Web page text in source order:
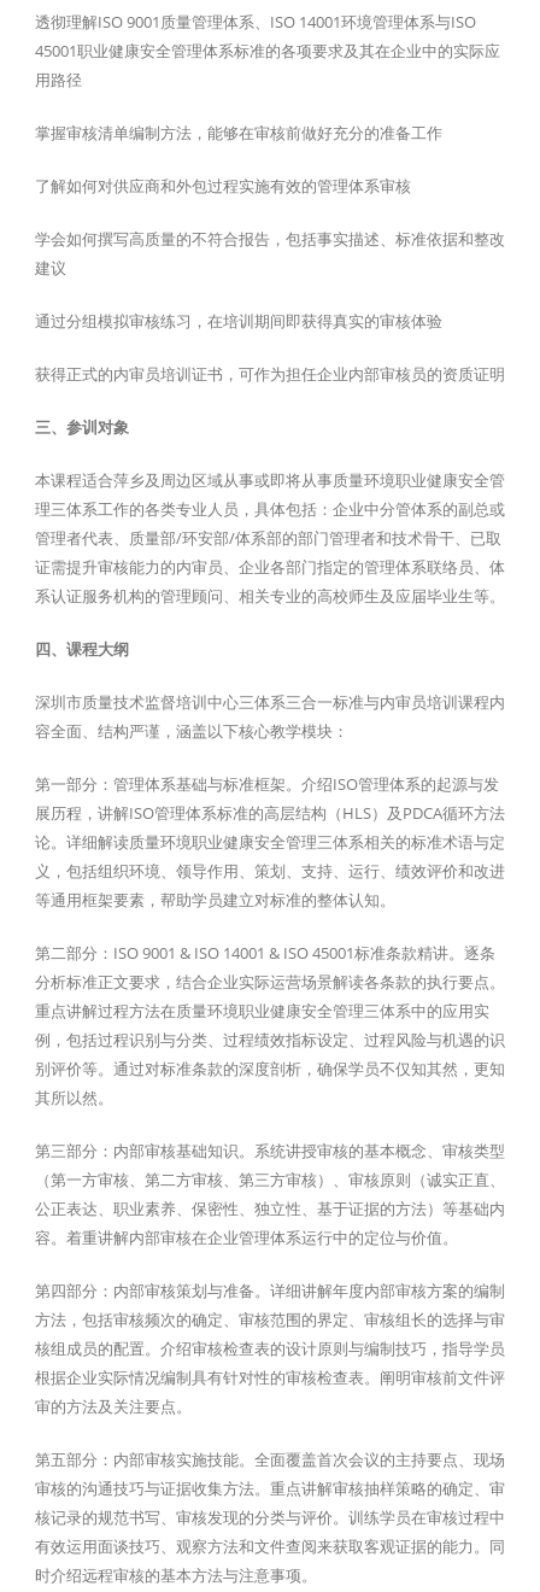
透彻理解ISO 9001质量管理体系、ISO 14001环境管理体系与ISO
45001职业健康安全管理体系标准的各项要求及其在企业中的实际应
用路径
掌握审核清单编制方法，能够在审核前做好充分的准备工作
了解如何对供应商和外包过程实施有效的管理体系审核
学会如何撰写高质量的不符合报告，包括事实描述、标准依据和整改
建议
通过分组模拟审核练习，在培训期间即获得真实的审核体验
获得正式的内审员培训证书，可作为担任企业内部审核员的资质证明
三、参训对象
本课程适合萍乡及周边区域从事或即将从事质量环境职业健康安全管
理三体系工作的各类专业人员，具体包括：企业中分管体系的副总或
管理者代表、质量部/环安部/体系部的部门管理者和技术骨干、已取
证需提升审核能力的内审员、企业各部门指定的管理体系联络员、体
系认证服务机构的管理顾问、相关专业的高校师生及应届毕业生等。
四、课程大纲
深圳市质量技术监督培训中心三体系三合一标准与内审员培训课程内
容全面、结构严谨，涵盖以下核心教学模块：
第一部分：管理体系基础与标准框架。介绍ISO管理体系的起源与发
展历程，讲解ISO管理体系标准的高层结构（HLS）及PDCA循环方法
论。详细解读质量环境职业健康安全管理三体系相关的标准术语与定
义，包括组织环境、领导作用、策划、支持、运行、绩效评价和改进
等通用框架要素，帮助学员建立对标准的整体认知。
第二部分：ISO 9001 & ISO 14001 & ISO 45001标准条款精讲。逐条
分析标准正文要求，结合企业实际运营场景解读各条款的执行要点。
重点讲解过程方法在质量环境职业健康安全管理三体系中的应用实
例，包括过程识别与分类、过程绩效指标设定、过程风险与机遇的识
别评价等。通过对标准条款的深度剖析，确保学员不仅知其然，更知
其所以然。
第三部分：内部审核基础知识。系统讲授审核的基本概念、审核类型
（第一方审核、第二方审核、第三方审核）、审核原则（诚实正直、
公正表达、职业素养、保密性、独立性、基于证据的方法）等基础内
容。着重讲解内部审核在企业管理体系运行中的定位与价值。
第四部分：内部审核策划与准备。详细讲解年度内部审核方案的编制
方法，包括审核频次的确定、审核范围的界定、审核组长的选择与审
核组成员的配置。介绍审核检查表的设计原则与编制技巧，指导学员
根据企业实际情况编制具有针对性的审核检查表。阐明审核前文件评
审的方法及关注要点。
第五部分：内部审核实施技能。全面覆盖首次会议的主持要点、现场
审核的沟通技巧与证据收集方法。重点讲解审核抽样策略的确定、审
核记录的规范书写、审核发现的分类与评价。训练学员在审核过程中
有效运用面谈技巧、观察方法和文件查阅来获取客观证据的能力。同
时介绍远程审核的基本方法与注意事项。